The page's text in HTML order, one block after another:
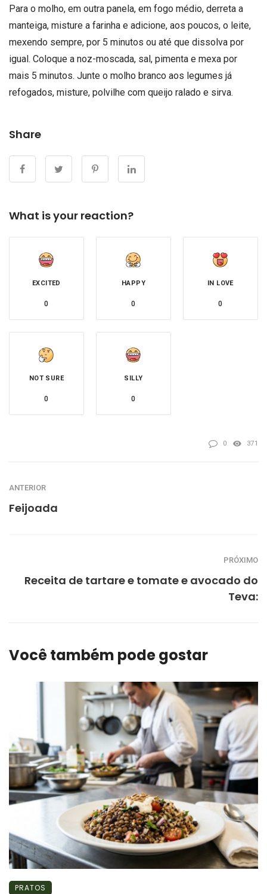
Para o molho, em outra panela, em fogo médio, derreta a
manteiga, misture a farinha e adicione, aos poucos, o leite,
mexendo sempre, por 5 minutos ou até que dissolva por
igual. Coloque a noz-moscada, sal, pimenta e mexa por
mais 5 minutos. Junte o molho branco aos legumes já
refogados, misture, polvilhe com queijo ralado e sirva.
Share
What is your reaction?
EXCITED
0
HAPPY
0
IN LOVE
0
NOT SURE
0
SILLY
0
0 371
ANTERIOR
Feijoada
PRÓXIMO
Receita de tartare e tomate e avocado do
Teva:
Você também pode gostar
PRATOS